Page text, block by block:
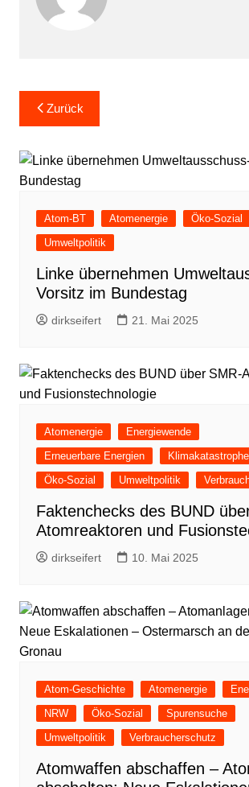
Beitragsnavigation
Zurück
Atom-BT Atomenergie
Öko-Sozial
Umweltpolitik
Linke übernehmen
Vorsitz im Bundestag
dirkseifert 21. Mai 2025
Atomenergie
Energiewende
Erneuerbare Energien
Klimakatastrophe
Öko-Sozial
Umweltpolitik
Faktenchecks des BUND
Atomreaktoren und
dirkseifert 10. Mai 2025
Atom-Geschichte Atomenergie
NRW
Öko-Sozial
Spurensuche
Umweltpolitik
Verbraucherschutz
Atomwaffen abschaffen –